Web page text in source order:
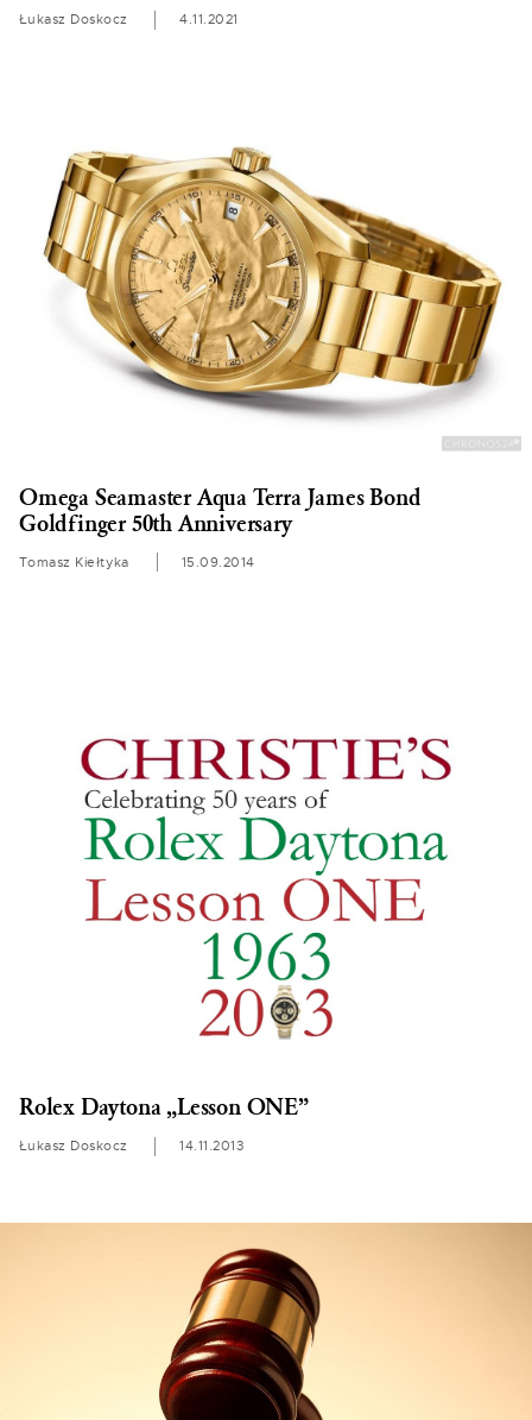
Łukasz Doskocz 4.11.2021
Omega Seamaster Aqua Terra James Bond
Goldfinger 50th Anniversary
Tomasz Kiełtyka 15.09.2014
Rolex Daytona „Lesson ONE”
Łukasz Doskocz 14.11.2013